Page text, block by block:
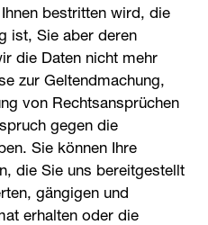
bestritten wird, die
ist, Sie aber deren
die Daten nicht mehr
zur Geltendmachung,
von Rechtsansprüchen
gegen die
Sie können Ihre
die Sie uns bereitgestellt
gängigen und
erhalten oder die